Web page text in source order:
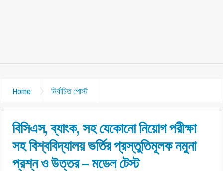
Home নির্বাচিত পোস্ট
বিসিএস, ব্যাংক, সহ যেকোনো নিয়োগ পরীক্ষা
সহ বিশ্ববিদ্যালয় ভর্তির প্রস্তুতিমূলক নমুনা
প্রশ্ন ও উত্তর – মডেল টেস্ট